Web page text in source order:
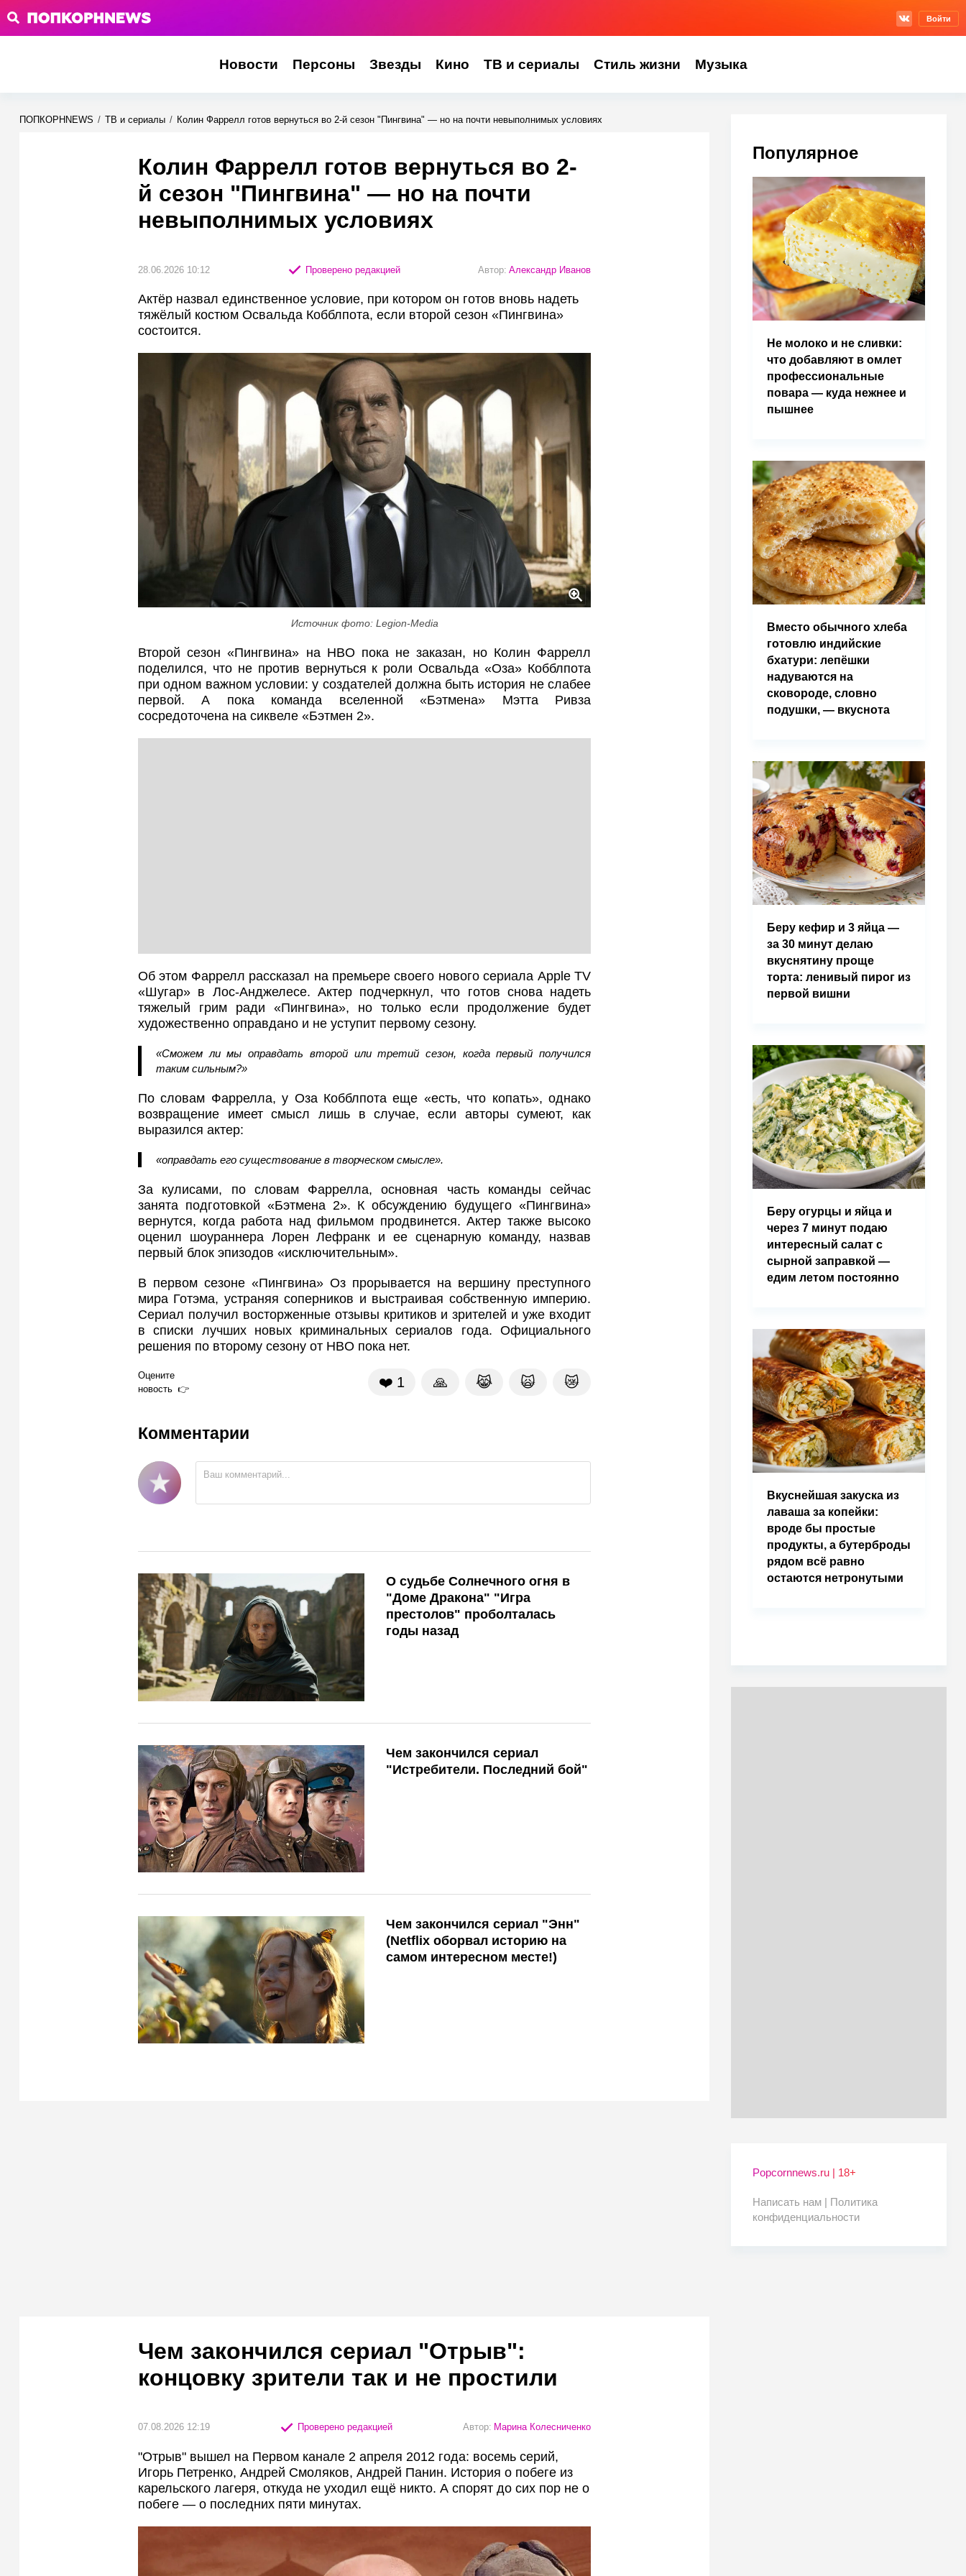
Войти
Новости Персоны Звезды Кино ТВ и сериалы Стиль жизни Музыка
ПОПКОРНNEWS / ТВ и сериалы / Колин Фаррелл готов вернуться во 2-й сезон "Пингвина" — но на почти невыполнимых условиях
Колин Фаррелл готов вернуться во 2-
й сезон "Пингвина" — но на почти
невыполнимых условиях
28.06.2026 10:12 Проверено редакцией Автор: Александр Иванов
Актёр назвал единственное условие, при котором он готов вновь надеть
тяжёлый костюм Освальда Кобблпота, если второй сезон «Пингвина»
состоится.
Источник фото: Legion-Media
Второй сезон «Пингвина» на HBO пока не заказан, но Колин Фаррелл
поделился, что не против вернуться к роли Освальда «Оза» Кобблпота
при одном важном условии: у создателей должна быть история не слабее
первой. А пока команда вселенной «Бэтмена» Мэтта Ривза
сосредоточена на сиквеле «Бэтмен 2».
Об этом Фаррелл рассказал на премьере своего нового сериала Apple TV
«Шугар» в Лос‑Анджелесе. Актер подчеркнул, что готов снова надеть
тяжелый грим ради «Пингвина», но только если продолжение будет
художественно оправдано и не уступит первому сезону.
«Сможем ли мы оправдать второй или третий сезон, когда первый получился
таким сильным?»
По словам Фаррелла, у Оза Кобблпота еще «есть, что копать», однако
возвращение имеет смысл лишь в случае, если авторы сумеют, как
выразился актер:
«оправдать его существование в творческом смысле».
За кулисами, по словам Фаррелла, основная часть команды сейчас
занята подготовкой «Бэтмена 2». К обсуждению будущего «Пингвина»
вернутся, когда работа над фильмом продвинется. Актер также высоко
оценил шоураннера Лорен Лефранк и ее сценарную команду, назвав
первый блок эпизодов «исключительным».
В первом сезоне «Пингвина» Оз прорывается на вершину преступного
мира Готэма, устраняя соперников и выстраивая собственную империю.
Сериал получил восторженные отзывы критиков и зрителей и уже входит
в списки лучших новых криминальных сериалов года. Официального
решения по второму сезону от HBO пока нет.
Оцените
новость
❤️ 1 🙏 😹 🙀 😿
Комментарии
О судьбе Солнечного огня в
"Доме Дракона" "Игра
престолов" проболталась
годы назад
Чем закончился сериал
"Истребители. Последний бой"
Чем закончился сериал "Энн"
(Netflix оборвал историю на
самом интересном месте!)
Чем закончился сериал "Отрыв":
концовку зрители так и не простили
07.08.2026 12:19 Проверено редакцией Автор: Марина Колесниченко
"Отрыв" вышел на Первом канале 2 апреля 2012 года: восемь серий,
Игорь Петренко, Андрей Смоляков, Андрей Панин. История о побеге из
карельского лагеря, откуда не уходил ещё никто. А спорят до сих пор не о
побеге — о последних пяти минутах.
Популярное
Не молоко и не сливки:
что добавляют в омлет
профессиональные
повара — куда нежнее и
пышнее
Вместо обычного хлеба
готовлю индийские
бхатури: лепёшки
надуваются на
сковороде, словно
подушки, — вкуснота
Беру кефир и 3 яйца —
за 30 минут делаю
вкуснятину проще
торта: ленивый пирог из
первой вишни
Беру огурцы и яйца и
через 7 минут подаю
интересный салат с
сырной заправкой —
едим летом постоянно
Вкуснейшая закуска из
лаваша за копейки:
вроде бы простые
продукты, а бутерброды
рядом всё равно
остаются нетронутыми
Popcornnews.ru | 18+
Написать нам | Политика
конфиденциальности